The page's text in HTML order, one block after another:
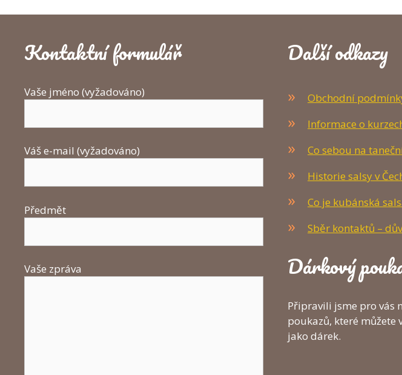
Kontaktní formulář
Vaše jméno (vyžadováno)
Váš e-mail (vyžadováno)
Předmět
Vaše zpráva
Další odkazy
Obchodní
Informace o
Co sebou na
Historie salsy v
Co je kubánská
Sběr kontaktů –
Dárkový
Připravili jsme pro vás
poukazů, které můžete
jako dárek.